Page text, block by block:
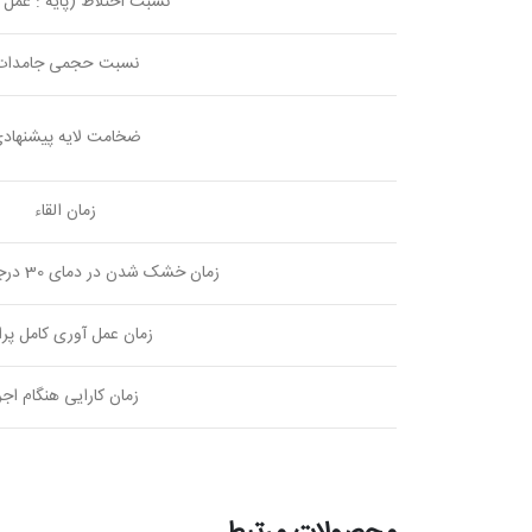
نسبت حجمی
ضخامت لایه
زمان القاء
زمان خشک شدن در دمای 30 درجه سانتی گراد
زمان عمل آوری کامل
زمان کارایی هنگام